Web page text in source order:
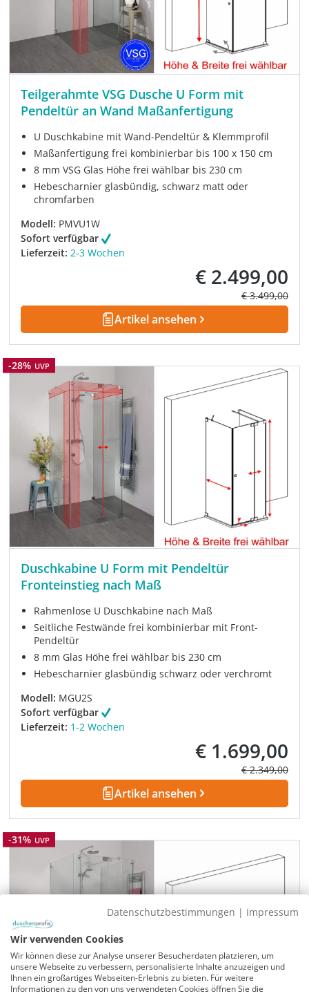
Teilgerahmte VSG Dusche U Form mit
Pendeltür an Wand Maßanfertigung
U Duschkabine mit Wand-Pendeltür & Klemmprofil
Maßanfertigung frei kombinierbar bis 100 x 150 cm
8 mm VSG Glas Höhe frei wählbar bis 230 cm
Hebescharnier glasbündig, schwarz matt oder
chromfarben
Modell: PMVU1W
Sofort verfügbar
Lieferzeit: 2-3 Wochen
Verkaufspreis:
€ 2.499,00
Regulärer
€ 3.499,00
Artikel ansehen
Rabatt
-28% UVP
Duschkabine U Form mit Pendeltür
Fronteinstieg nach Maß
Rahmenlose U Duschkabine nach Maß
Seitliche Festwände frei kombinierbar mit Front-
Pendeltür
8 mm Glas Höhe frei wählbar bis 230 cm
Hebescharnier glasbündig schwarz oder verchromt
Modell: MGU2S
Sofort verfügbar
Lieferzeit: 1-2 Wochen
Verkaufspreis:
€ 1.699,00
Regulärer
€ 2.349,00
Artikel ansehen
Rabatt
-31% UVP
Datenschutzbestimmungen | Impressum
Wir verwenden Cookies
Wir können diese zur Analyse unserer Besucherdaten platzieren, um
unsere Webseite zu verbessern, personalisierte Inhalte anzuzeigen und
Ihnen ein großartiges Webseiten-Erlebnis zu bieten. Für weitere
Informationen zu den von uns verwendeten Cookies öffnen Sie die